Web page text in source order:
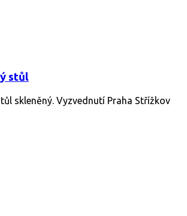
stůl
skleněný. Vyzvednutí Praha Střížkov